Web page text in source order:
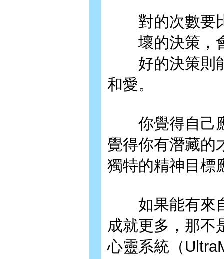
對的次數要
壞的決策，會
好的決策則能
和愛。
你覺得自己應
覺得你有潛藏的
獨特的精神目標
如果能有來自
成就更多，那不
心靈系統（